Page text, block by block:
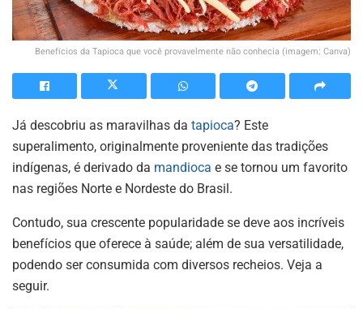
Benefícios da Tapioca que você provavelmente não conhecia (imagem: Canva)
Já descobriu as maravilhas da tapioca? Este
superalimento, originalmente proveniente das tradições
indígenas, é derivado da mandioca e se tornou um favorito
nas regiões Norte e Nordeste do Brasil.
Contudo, sua crescente popularidade se deve aos incríveis
benefícios que oferece à saúde; além de sua versatilidade,
podendo ser consumida com diversos recheios. Veja a
seguir.